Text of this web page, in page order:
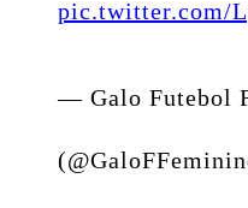
pic.twitter.com/
— Galo Futebol